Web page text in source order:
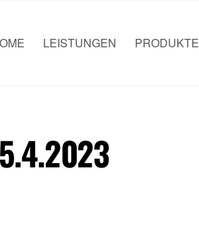
LEISTUNGEN PRODUKTE
5.4.2023